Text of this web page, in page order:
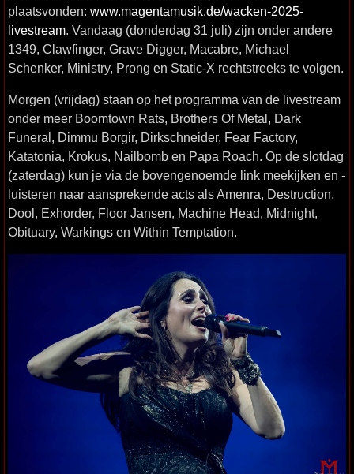
plaatsvonden: www.magentamusik.de/wacken-2025-
livestream. Vandaag (donderdag 31 juli) zijn onder andere
1349, Clawfinger, Grave Digger, Macabre, Michael
Schenker, Ministry, Prong en Static-X rechtstreeks te volgen.
Morgen (vrijdag) staan op het programma van de livestream
onder meer Boomtown Rats, Brothers Of Metal, Dark
Funeral, Dimmu Borgir, Dirkschneider, Fear Factory,
Katatonia, Krokus, Nailbomb en Papa Roach. Op de slotdag
(zaterdag) kun je via de bovengenoemde link meekijken en -
luisteren naar aansprekende acts als Amenra, Destruction,
Dool, Exhorder, Floor Jansen, Machine Head, Midnight,
Obituary, Warkings en Within Temptation.